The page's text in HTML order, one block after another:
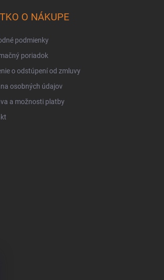
O NÁKUPE
podmienky
poriadok
o odstúpení od zmluvy
osobných údajov
a možnosti platby